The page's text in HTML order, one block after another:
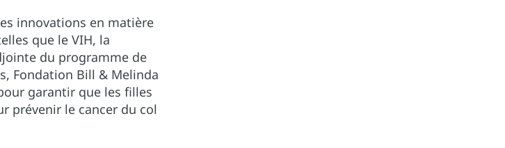
innovations en matière
que le VIH, la
du programme de
Fondation Bill & Melinda
garantir que les filles
prévenir le cancer du col